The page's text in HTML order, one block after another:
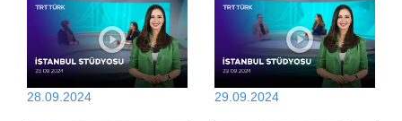
28.09.2024 29.09.2024